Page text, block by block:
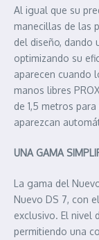
Al igual que su
manecillas de las
del diseño, dando
optimizando su
aparecen cuando
manos libres
de 1,5 metros
aparezcan
UNA GAMA
La gama del
Nuevo DS 7, con
exclusivo. El nivel
permitiendo una